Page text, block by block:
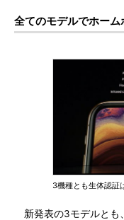
全てのモデルでホー
3機種とも生体認証
新発表の3モデルとも